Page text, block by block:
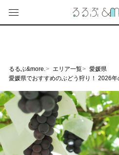
るるぶ&more. エリア一覧
愛媛県
愛媛県でおすすめのぶどう狩り！ 2026